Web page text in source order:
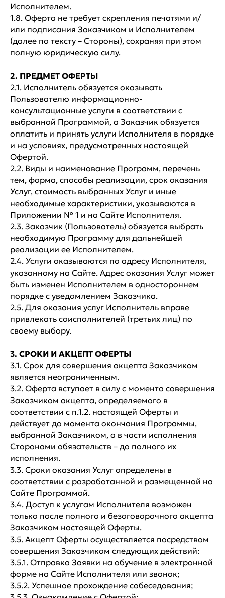
Исполнителем.
1.8. Оферта не требует скрепления печатями и/
или подписания Заказчиком и Исполнителем
(далее по тексту – Стороны), сохраняя при этом
полную юридическую силу.
2. ПРЕДМЕТ ОФЕРТЫ
2.1. Исполнитель обязуется оказывать
Пользователю информационно-
консультационные услуги в соответствии с
выбранной Программой, а Заказчик обязуется
оплатить и принять услуги Исполнителя в порядке
и на условиях, предусмотренных настоящей
Офертой.
2.2. Виды и наименование Программ, перечень
тем, форма, способы реализации, срок оказания
Услуг, стоимость выбранных Услуг и иные
необходимые характеристики, указываются в
Приложении № 1 и на Сайте Исполнителя.
2.3. Заказчик (Пользователь) обязуется выбрать
необходимую Программу для дальнейшей
реализации ее Исполнителем.
2.4. Услуги оказываются по адресу Исполнителя,
указанному на Сайте. Адрес оказания Услуг может
быть изменен Исполнителем в одностороннем
порядке с уведомлением Заказчика.
2.5. Для оказания услуг Исполнитель вправе
привлекать соисполнителей (третьих лиц) по
своему выбору.
3. СРОКИ И АКЦЕПТ ОФЕРТЫ
3.1. Срок для совершения акцепта Заказчиком
является неограниченным.
3.2. Оферта вступает в силу с момента совершения
Заказчиком акцепта, определяемого в
соответствии с п.1.2. настоящей Оферты и
действует до момента окончания Программы,
выбранной Заказчиком, а в части исполнения
Сторонами обязательств – до полного их
исполнения.
3.3. Сроки оказания Услуг определены в
соответствии с разработанной и размещенной на
Сайте Программой.
3.4. Доступ к услугам Исполнителя возможен
только после полного и безоговорочного акцепта
Заказчиком настоящей Оферты.
3.5. Акцепт Оферты осуществляется посредством
совершения Заказчиком следующих действий:
3.5.1. Отправка Заявки на обучение в электронной
форме на Сайте Исполнителя или звонок;
3.5.2. Успешное прохождение собеседования;